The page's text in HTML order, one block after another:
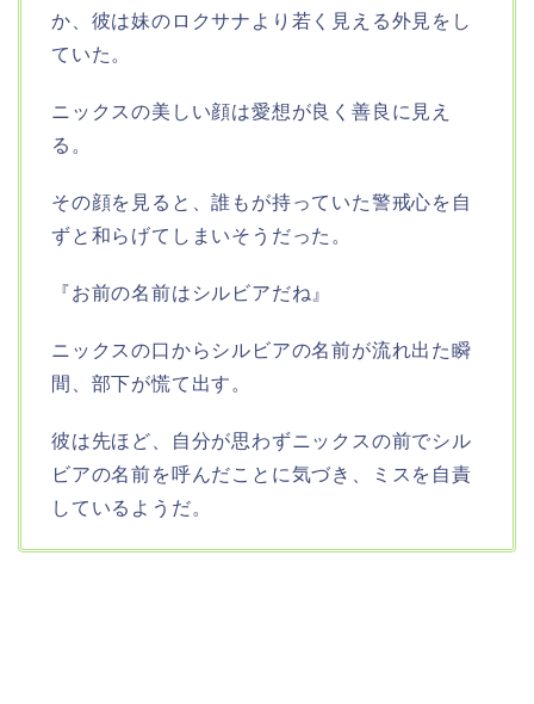
か、彼は妹のロクサナより若く見える外見をし
ていた。
ニックスの美しい顔は愛想が良く善良に見え
る。
その顔を見ると、誰もが持っていた警戒心を自
ずと和らげてしまいそうだった。
『お前の名前はシルビアだね』
ニックスの口からシルビアの名前が流れ出た瞬
間、部下が慌て出す。
彼は先ほど、自分が思わずニックスの前でシル
ビアの名前を呼んだことに気づき、ミスを自責
しているようだ。